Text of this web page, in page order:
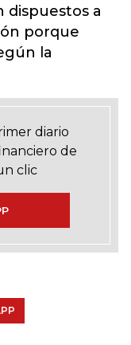
dispuestos a
porque
la
diario
de
clic